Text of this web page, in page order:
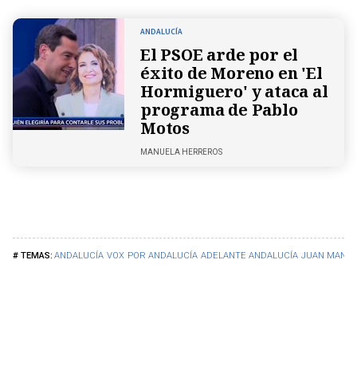
ANDALUCÍA VOX POR ANDALUCÍA ADELANTE ANDALUCÍA JUAN
ANDALUCÍA
El PSOE arde por el
éxito de Moreno en 'El
Hormiguero' y ataca al
programa de Pablo
Motos
MANUELA HERREROS